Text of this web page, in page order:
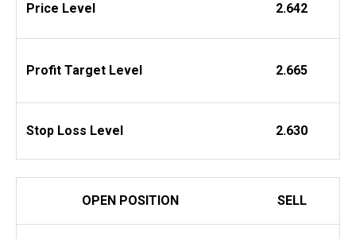
Price Level 2.642
Profit Target Level 2.665
Stop Loss Level 2.630
OPEN POSITION SELL